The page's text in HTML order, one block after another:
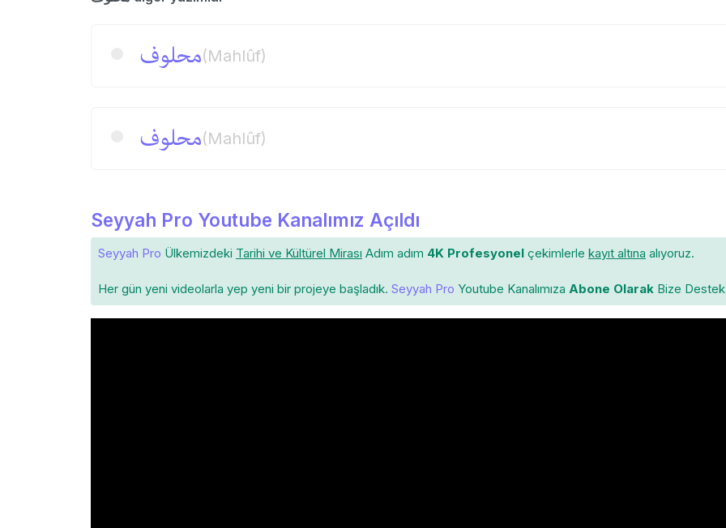
محلوف(Mahlûf)
محلوف(Mahlûf)
Seyyah Pro Youtube Kanalımız Açıldı
Seyyah Pro Ülkemizdeki Tarihi ve Kültürel Mirası Adım adım 4K Profesyonel çekimlerle kayıt altına alıyoruz.
Her gün yeni videolarla yep yeni bir projeye başladık. Seyyah Pro Youtube Kanalımıza Abone Olarak Bize Destek